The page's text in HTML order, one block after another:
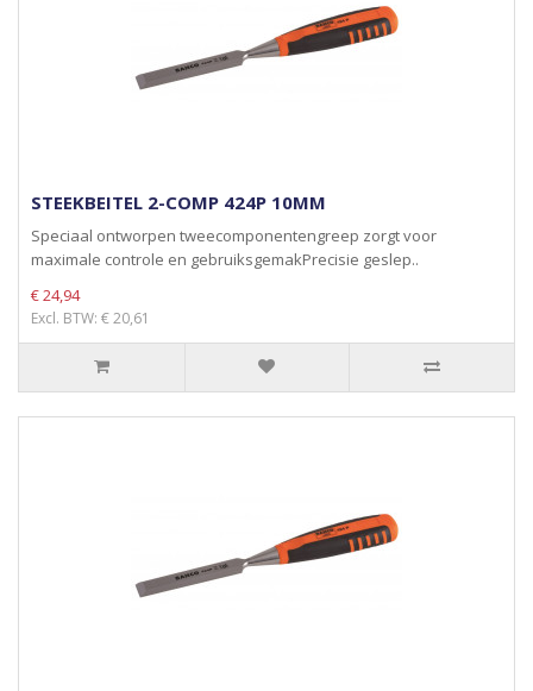
STEEKBEITEL 2-COMP 424P 10MM
Speciaal ontworpen tweecomponentengreep zorgt voor
maximale controle en gebruiksgemakPrecisie geslep..
€ 24,94
Excl. BTW: € 20,61